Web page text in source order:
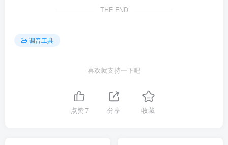
THE END
调音工具
喜欢就支持一下吧
点赞7 分享 收藏